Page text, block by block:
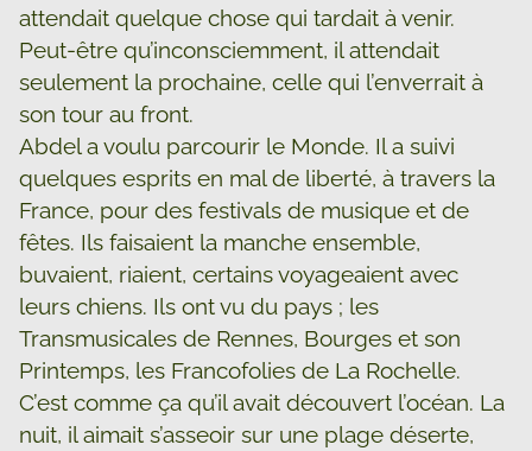
attendait quelque chose qui tardait à venir.
Peut-être qu’inconsciemment, il attendait
seulement la prochaine, celle qui l’enverrait à
son tour au front.
Abdel a voulu parcourir le Monde. Il a suivi
quelques esprits en mal de liberté, à travers la
France, pour des festivals de musique et de
fêtes. Ils faisaient la manche ensemble,
buvaient, riaient, certains voyageaient avec
leurs chiens. Ils ont vu du pays ; les
Transmusicales de Rennes, Bourges et son
Printemps, les Francofolies de La Rochelle.
C’est comme ça qu’il avait découvert l’océan. La
nuit, il aimait s’asseoir sur une plage déserte,